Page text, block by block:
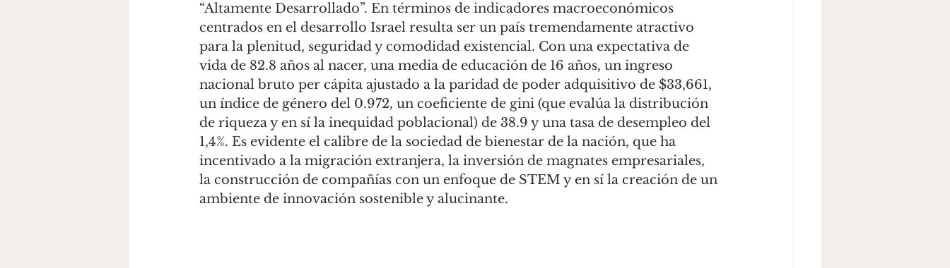
“Altamente Desarrollado”. En términos de indicadores macroeconómicos
centrados en el desarrollo Israel resulta ser un país tremendamente atractivo
para la plenitud, seguridad y comodidad existencial. Con una expectativa de
vida de 82.8 años al nacer, una media de educación de 16 años, un ingreso
nacional bruto per cápita ajustado a la paridad de poder adquisitivo de $33,661,
un índice de género del 0.972, un coeficiente de gini (que evalúa la distribución
de riqueza y en sí la inequidad poblacional) de 38.9 y una tasa de desempleo del
1,4%. Es evidente el calibre de la sociedad de bienestar de la nación, que ha
incentivado a la migración extranjera, la inversión de magnates empresariales,
la construcción de compañías con un enfoque de STEM y en sí la creación de un
ambiente de innovación sostenible y alucinante.